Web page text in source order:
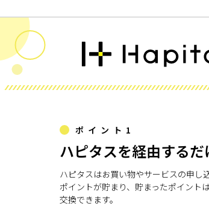
ポイント1
ハピタスを経由する
ハピタスはお買い物やサービスの申し
ポイントが貯まり、貯まったポイント
交換できます。